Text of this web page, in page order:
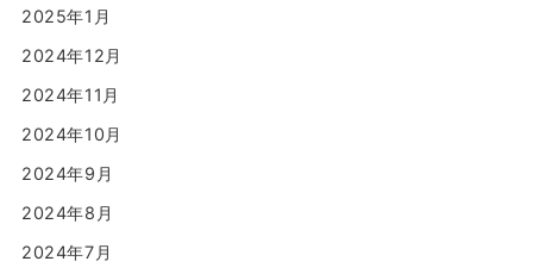
2025年1月
2024年12月
2024年11月
2024年10月
2024年9月
2024年8月
2024年7月